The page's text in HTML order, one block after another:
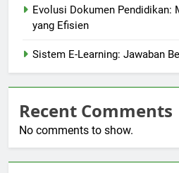
Evolusi Dokumen Pendidikan:
yang Efisien
Sistem E-Learning: Jawaban
Recent Comments
No comments to show.